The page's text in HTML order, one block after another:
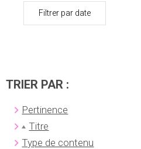
Filtrer par date
TRIER PAR :
Pertinence
Titre
Type de contenu